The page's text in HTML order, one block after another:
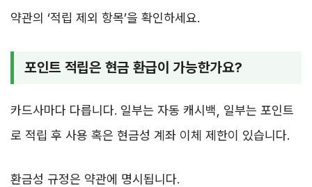
약관의 ‘적립 제외 항목’을 확인하세요.
포인트 적립은 현금 환급이 가능한가요?
카드사마다 다릅니다. 일부는 자동 캐시백, 일부는 포인트
로 적립 후 사용 혹은 현금성 계좌 이체 제한이 있습니다.
환금성 규정은 약관에 명시됩니다.